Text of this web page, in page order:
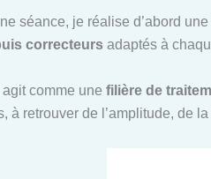
séance, je réalise d’abord une
correcteurs adaptés à
agit comme une filière de
à retrouver de l’amplitude, de